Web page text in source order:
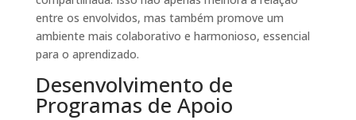
entre os envolvidos, mas também promove um
ambiente mais colaborativo e harmonioso, essencial
para o aprendizado.
Desenvolvimento de
Programas de Apoio